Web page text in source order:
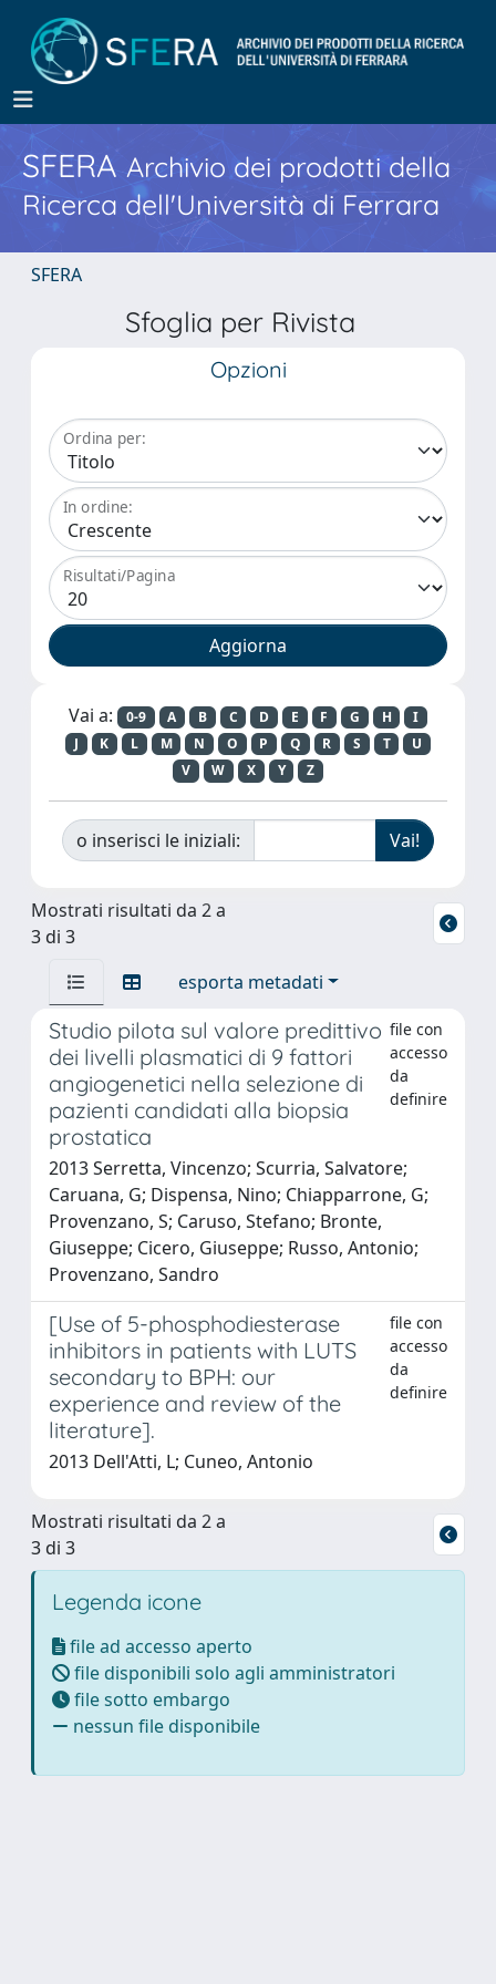
SFERA Archivio dei prodotti della
Ricerca dell'Università di Ferrara
SFERA
Sfoglia per Rivista
Opzioni
Ordina per:
In ordine:
Risultati/Pagina
Vai a: 0-9 A B C D E F G H
I
J
K L M N O P Q R S T
U
V
W X Y Z
o inserisci le iniziali:
Mostrati risultati da 2 a
3 di 3
esporta metadati
Studio pilota sul valore predittivo
dei livelli plasmatici di 9 fattori
angiogenetici nella selezione di
pazienti candidati alla biopsia
prostatica
file con
accesso
da
definire
2013 Serretta, Vincenzo; Scurria, Salvatore;
Caruana, G; Dispensa, Nino; Chiapparrone, G;
Provenzano, S; Caruso, Stefano; Bronte,
Giuseppe; Cicero, Giuseppe; Russo, Antonio;
Provenzano, Sandro
[Use of 5-phosphodiesterase
inhibitors in patients with LUTS
secondary to BPH: our
experience and review of the
literature].
file con
accesso
da
definire
2013 Dell'Atti, L; Cuneo, Antonio
Mostrati risultati da 2 a
3 di 3
Legenda icone
file ad accesso aperto
file disponibili solo agli amministratori
file sotto embargo
nessun file disponibile